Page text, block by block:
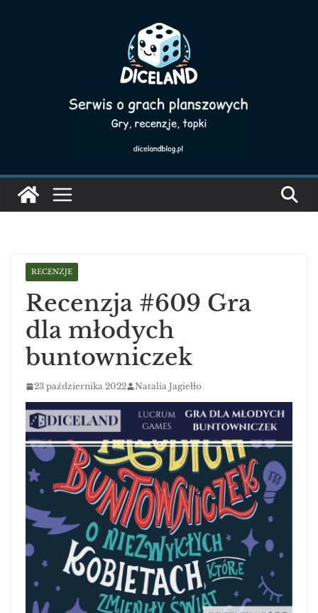
RECENZJE
Recenzja #609 Gra
dla młodych
buntowniczek
23 października 2022 Natalia Jagiełło